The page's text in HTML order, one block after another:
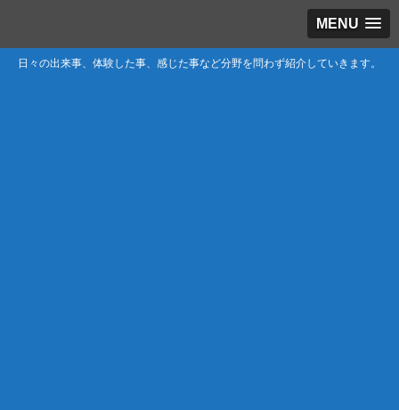
MENU
日々の出来事、体験した事、感じた事など分野を問わず紹介していきます。